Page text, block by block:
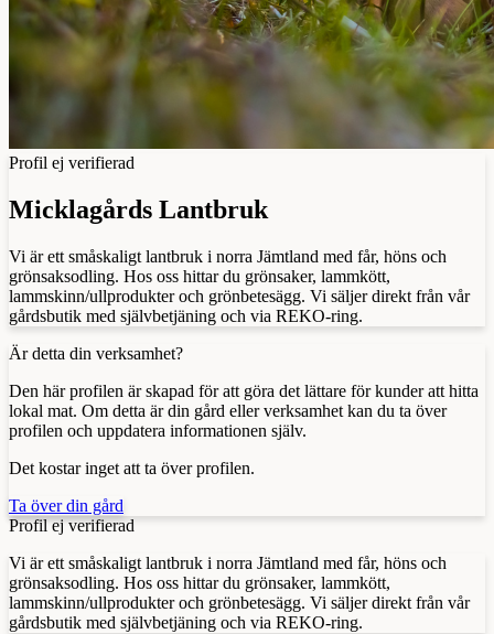
Profil ej verifierad
Micklagårds Lantbruk
Vi är ett småskaligt lantbruk i norra Jämtland med får, höns och
grönsaksodling. Hos oss hittar du grönsaker, lammkött,
lammskinn/ullprodukter och grönbetesägg. Vi säljer direkt från vår
gårdsbutik med självbetjäning och via REKO-ring.
Är detta din verksamhet?
Den här profilen är skapad för att göra det lättare för kunder att hitta
lokal mat. Om detta är din gård eller verksamhet kan du ta över
profilen och uppdatera informationen själv.
Det kostar inget att ta över profilen.
Ta över din gård
Profil ej verifierad
Vi är ett småskaligt lantbruk i norra Jämtland med får, höns och
grönsaksodling. Hos oss hittar du grönsaker, lammkött,
lammskinn/ullprodukter och grönbetesägg. Vi säljer direkt från vår
gårdsbutik med självbetjäning och via REKO-ring.